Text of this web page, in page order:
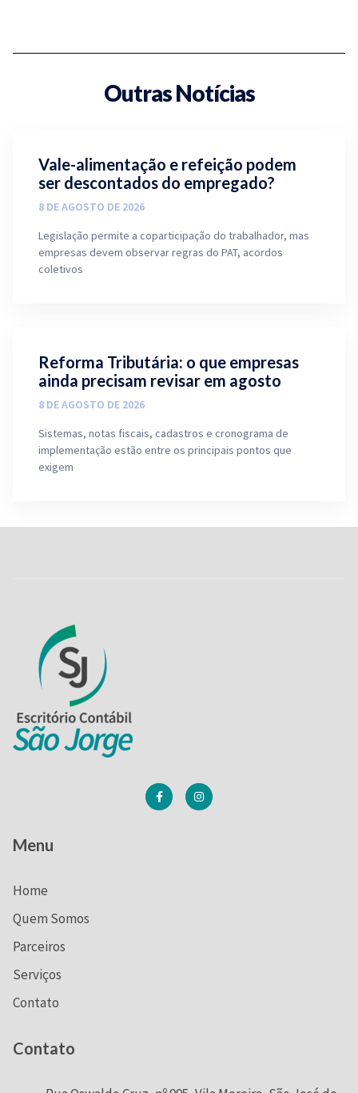
Outras Notícias
Vale-alimentação e refeição podem
ser descontados do empregado?
8 DE AGOSTO DE 2026
Legislação permite a coparticipação do trabalhador, mas
empresas devem observar regras do PAT, acordos
coletivos
Reforma Tributária: o que empresas
ainda precisam revisar em agosto
8 DE AGOSTO DE 2026
Sistemas, notas fiscais, cadastros e cronograma de
implementação estão entre os principais pontos que
exigem
Menu
Home
Quem Somos
Parceiros
Serviços
Contato
Contato